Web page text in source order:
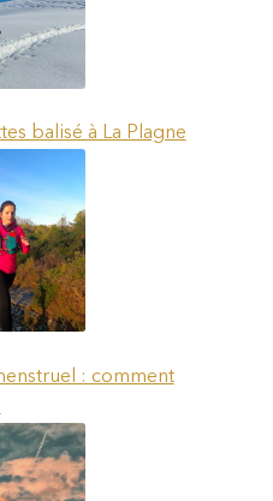
balisé à La Plagne
: comment